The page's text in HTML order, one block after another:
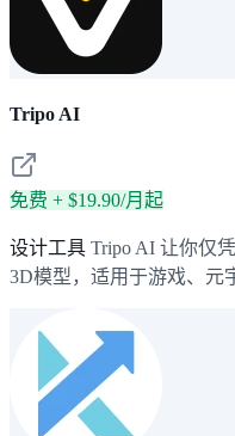
Tripo AI
免费 + $19.90/月起
设计工具 Tripo AI 让你仅
3D模型，适用于游戏、元